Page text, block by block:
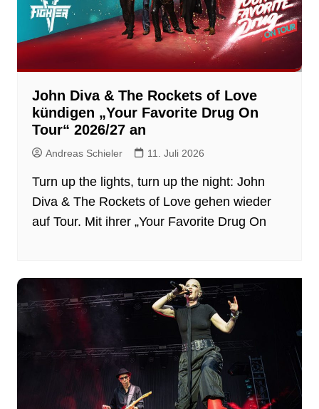
John Diva & The Rockets of Love
kündigen „Your Favorite Drug On
Tour“ 2026/27 an
Andreas Schieler 11. Juli 2026
Turn up the lights, turn up the night: John
Diva & The Rockets of Love gehen wieder
auf Tour. Mit ihrer „Your Favorite Drug On